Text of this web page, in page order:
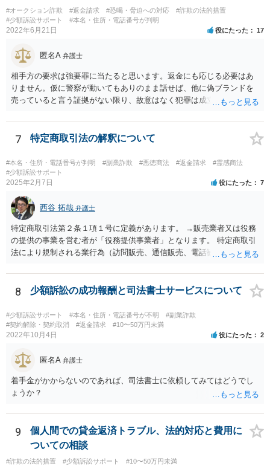
う。
#オークション詐欺 #返金請求 #恐喝・脅迫への対応
#詐欺の法的措置
#少額訴訟サポート
#本名・住所・電話番号が判明
2022年6月21日 役にたった 17
匿名A 弁護士
相手方の要求は強要罪に当たると思います。返金にも応じる必要はあ
りません。仮に警察が動いてもありのまま話せば、他に偽ブランドを
売っていると言う証拠がない限り、故意はなく犯罪は成立しないと判
す。本当にブランド品がほしくて損したと思うだけなら元の金額の返
金しか求めないはずですし、靴の機能性に問題がないなら「ブランド
7 特定商取引法の解釈について
#本名・住所・電話番号が判明 #副業詐欺 #悪徳商法 #返金請求
#霊感商法
#少額訴訟サポート
2025年2月7日 役にたった 7
西谷 拓哉 弁護士
特定商取引法第２条１項１号に定義があります。 →販売業者又は役務
の提供の事業を営む者が「役務提供事業者」となります。 特定商取引
法により規制される業行為（訪問販売、通信販売、電話勧誘販売な
を守る必要があります。
8 少額訴訟の成功報酬と司法書士サービスについて
#少額訴訟サポート #本名・住所・電話番号が不明
#副業詐欺
#契約解除・契約取消
#返金請求 #10〜50万円未満
2022年10月4日 役にたった 2
匿名A 弁護士
着手金がかからないのであれば、司法書士に依頼してみてはどうでし
ょうか？
9
個人間での貸金返済トラブル、法的対応と費用に
ついての相談
#詐欺の法的措置 #少額訴訟サポート
#10〜50万円未満